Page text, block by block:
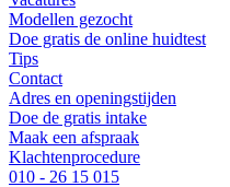
Modellen gezocht
Doe gratis de online huidtest
Tips
Contact
Adres en openingstijden
Doe de gratis intake
Maak een afspraak
Klachtenprocedure
010 - 26 15 015